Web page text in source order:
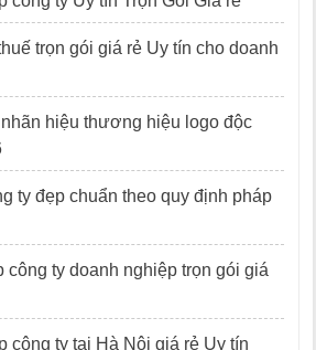
trọn gói giá rẻ Uy tín cho doanh
hiệu thương hiệu logo độc
ty đẹp chuẩn theo quy định pháp
công ty doanh nghiệp trọn gói giá
công ty tại Hà Nội giá rẻ Uy tín